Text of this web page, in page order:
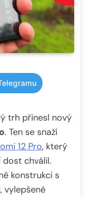
trh přinesl nový
. Ten se snaží
12 Pro, který
chválil.
konstrukci s
vylepšené